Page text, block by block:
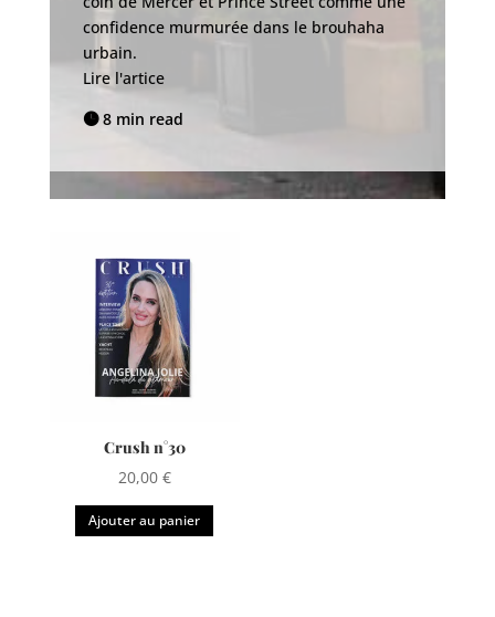
confidence murmurée dans le brouhaha
urbain.
Lire l'artice
 8 min read
Crush n°30
20,00 €
Ajouter au panier